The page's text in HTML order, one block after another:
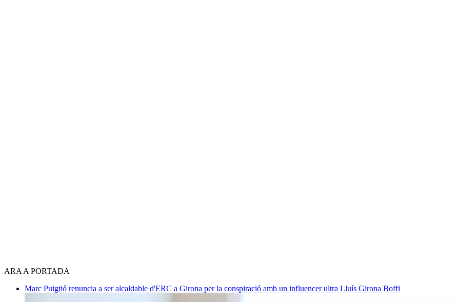
ARA A PORTADA
Marc Puigtió renuncia a ser alcaldable d'ERC a Girona per la conspiració amb un influencer ultra Lluís Girona Boffi